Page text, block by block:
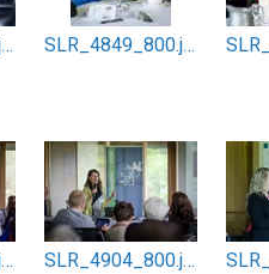
SLR_4847_800.jpg SLR_4849_800.jpg
SLR_4897_800.jpg SLR_4904_800.jpg